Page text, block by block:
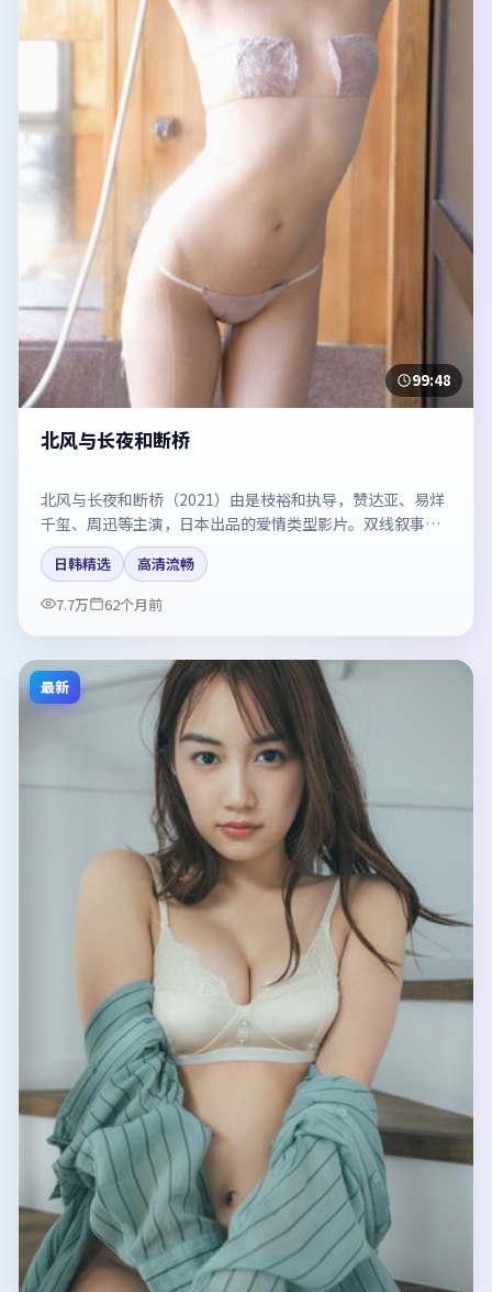
99:48
北风与长夜和断桥
北风与长夜和断桥（2021）由是枝裕和执导，赞达亚、易烊
千玺、周迅等主演，日本出品的爱情类型影片。双线叙事把
悬念保持到最后一刻。剧情简介与主创信息可供检索参考，
上映日期以片方资料为准。
日韩精选
高清流畅
7.7万
62个月前
最新